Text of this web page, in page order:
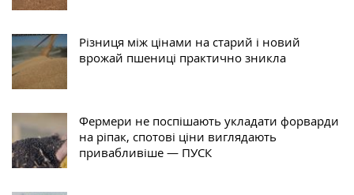
Різниця між цінами на старий і новий
врожай пшениці практично зникла
Фермери не поспішають укладати форварди
на ріпак, спотові ціни виглядають
привабливіше — ПУСК